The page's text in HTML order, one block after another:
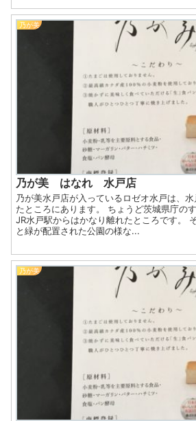
乃が美
乃が美 はなれ 水戸店
乃が美水戸店が入っているロゼオ水戸は、
たところにあります。 ちょうど茨城県庁の
JR水戸駅からはかなり離れたところです。
と緑が配置された公園の様な...
乃が美